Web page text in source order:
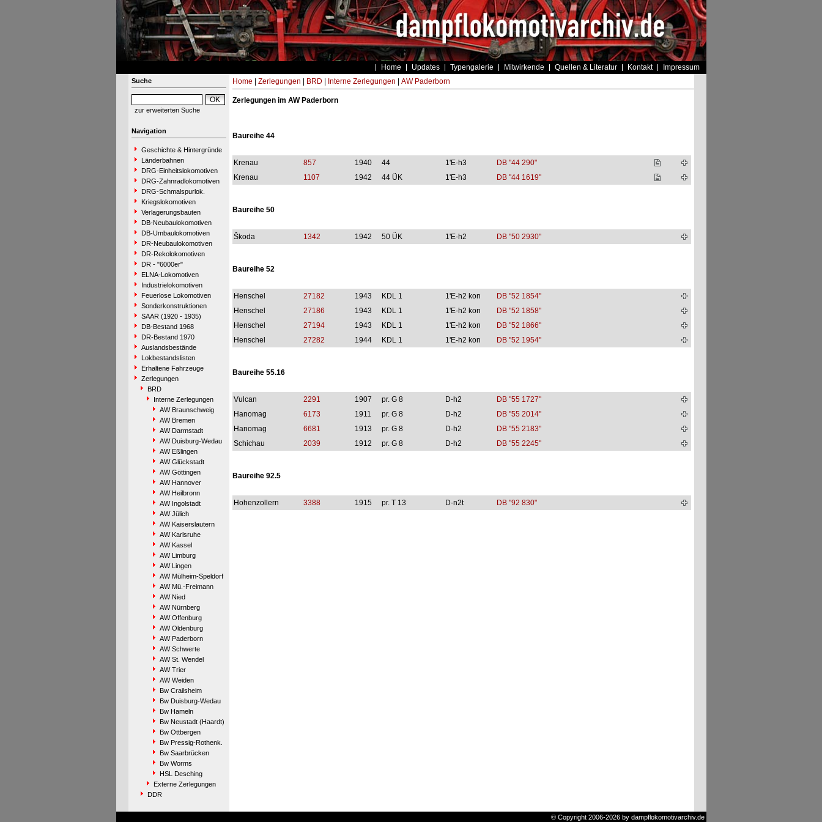
Home Updates Typengalerie Mitwirkende Quellen & Literatur Kontakt Impressum
Suche
zur erweiterten Suche
Navigation
Geschichte & Hintergründe
Länderbahnen
DRG-Einheitslokomotiven
DRG-Zahnradlokomotiven
DRG-Schmalspurlok.
Kriegslokomotiven
Verlagerungsbauten
DB-Neubaulokomotiven
DB-Umbaulokomotiven
DR-Neubaulokomotiven
DR-Rekolokomotiven
DR - "6000er"
ELNA-Lokomotiven
Industrielokomotiven
Feuerlose Lokomotiven
Sonderkonstruktionen
SAAR (1920 - 1935)
DB-Bestand 1968
DR-Bestand 1970
Auslandsbestände
Lokbestandslisten
Erhaltene Fahrzeuge
Zerlegungen
BRD
Interne Zerlegungen
AW Braunschweig
AW Bremen
AW Darmstadt
AW Duisburg-Wedau
AW Eßlingen
AW Glückstadt
AW Göttingen
AW Hannover
AW Heilbronn
AW Ingolstadt
AW Jülich
AW Kaiserslautern
AW Karlsruhe
AW Kassel
AW Limburg
AW Lingen
AW Mülheim-Speldorf
AW Mü.-Freimann
AW Nied
AW Nürnberg
AW Offenburg
AW Oldenburg
AW Paderborn
AW Schwerte
AW St. Wendel
AW Trier
AW Weiden
Bw Crailsheim
Bw Duisburg-Wedau
Bw Hameln
Bw Neustadt (Haardt)
Bw Ottbergen
Bw Pressig-Rothenk.
Bw Saarbrücken
Bw Worms
HSL Desching
Externe Zerlegungen
DDR
Home Zerlegungen BRD Interne Zerlegungen AW Paderborn
Zerlegungen im AW Paderborn
Baureihe 44
Krenau 857 1940 44 1'E-h3
DB "44 290"
Krenau
1107 1942 44 ÜK 1'E-h3 DB "44 1619"
Baureihe 50
Škoda 1342 1942 50 ÜK 1'E-h2 DB "50 2930"
Baureihe 52
Henschel 27182 1943 KDL 1 1'E-h2 kon
DB "52 1854"
Henschel
27186 1943 KDL 1 1'E-h2 kon
DB "52 1858"
Henschel
27194 1943 KDL 1 1'E-h2 kon
DB "52 1866"
Henschel
27282 1944 KDL 1 1'E-h2 kon DB "52 1954"
Baureihe 55.16
Vulcan 2291 1907 pr. G 8 D-h2
DB "55 1727"
Hanomag
6173 1911 pr. G 8 D-h2
DB "55 2014"
Hanomag
6681 1913 pr. G 8 D-h2
DB "55 2183"
Schichau
2039 1912 pr. G 8 D-h2 DB "55 2245"
Baureihe 92.5
Hohenzollern 3388 1915 pr. T 13 D-n2t DB "92 830"
© Copyright 2006-2026 by dampflokomotivarchiv.de